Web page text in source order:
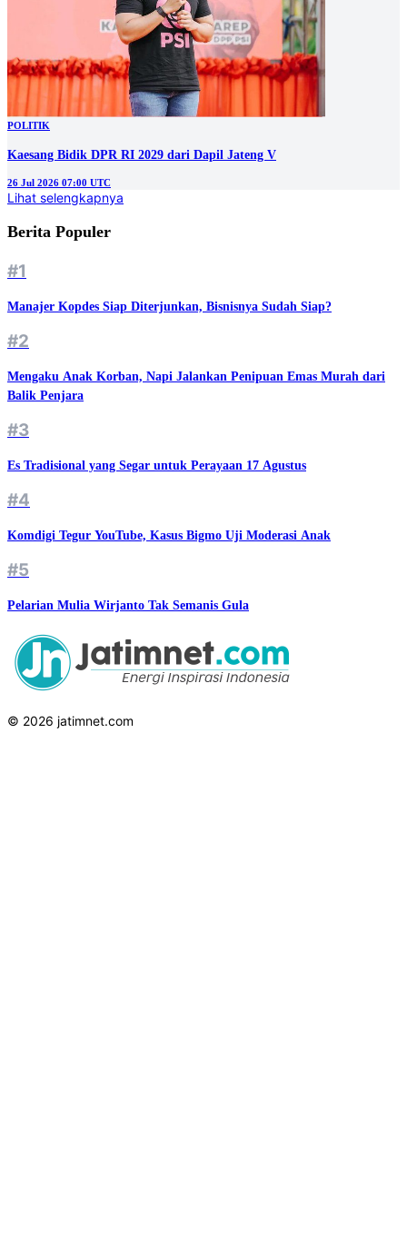
POLITIK
Kaesang Bidik DPR RI 2029 dari Dapil Jateng V
26 Jul 2026 07:00 UTC
Lihat selengkapnya
Berita Populer
#1
Manajer Kopdes Siap Diterjunkan, Bisnisnya Sudah Siap?
#2
Mengaku Anak Korban, Napi Jalankan Penipuan Emas Murah dari
Balik Penjara
#3
Es Tradisional yang Segar untuk Perayaan 17 Agustus
#4
Komdigi Tegur YouTube, Kasus Bigmo Uji Moderasi Anak
#5
Pelarian Mulia Wirjanto Tak Semanis Gula
© 2026 jatimnet.com